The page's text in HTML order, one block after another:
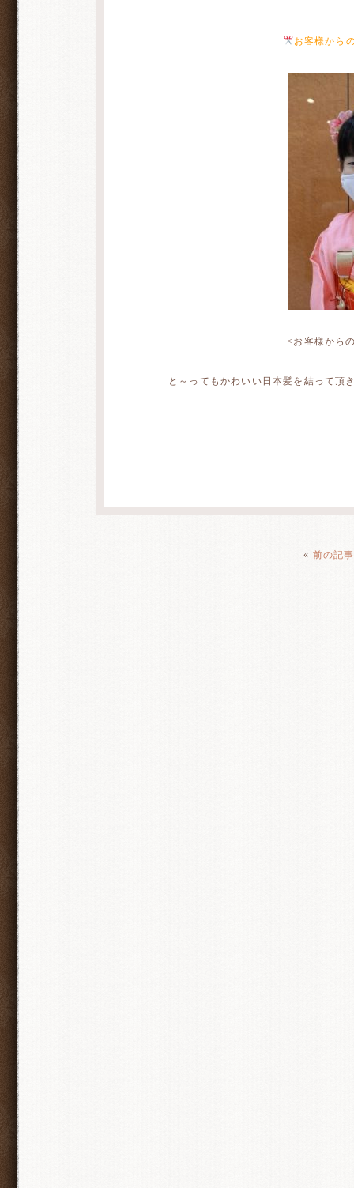
お客様から
<お客様から
と～ってもかわいい日本髪を結って頂
« 前の記